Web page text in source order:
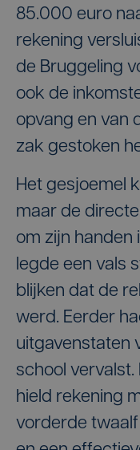
85.000 euro
rekening
de Bruggeling
ook de
opvang en van
zak gestoken
Het gesjoemel
maar de
om zijn handen
legde een vals
blijken dat de
werd. Eerder
uitgavenstaten
school
hield rekening
vorderde